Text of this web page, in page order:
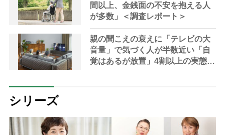
スを通じて培った「あきらめない
力」も活きた
間以上、金銭面の不安を抱える人
が多数」＜調査レポート＞
親の聞こえの衰えに「テレビの大
音量」で気づく人が半数近い「自
覚はあるが放置」4割以上の実態
シリーズ